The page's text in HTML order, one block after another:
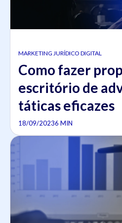
MARKETING JURÍDICO DIGITAL
Como fazer
escritório de
táticas eficazes
18/09/20236 MIN